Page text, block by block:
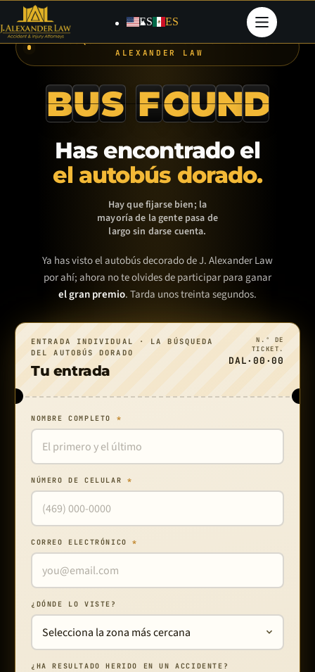
Saltar
contenido
ES ES
LA BÚSQUEDA DEL AUTOBÚS DORADO · J.
ALEXANDER LAW
BUS FOUND
Has encontrado el
el autobús dorado.
Hay que fijarse bien; la
mayoría de la gente pasa de
largo sin darse cuenta.
Ya has visto el autobús decorado de J. Alexander Law
por ahí; ahora no te olvides de participar para ganar
el gran premio. Tarda unos treinta segundos.
ENTRADA INDIVIDUAL · LA BÚSQUEDA
DEL AUTOBÚS DORADO
Tu entrada
N.º DE
TICKET.
DAL·00·00
NOMBRE COMPLETO *
NÚMERO DE CELULAR *
CORREO ELECTRÓNICO*
¿DÓNDE LO VISTE?
¿HA RESULTADO HERIDO EN UN ACCIDENTE?